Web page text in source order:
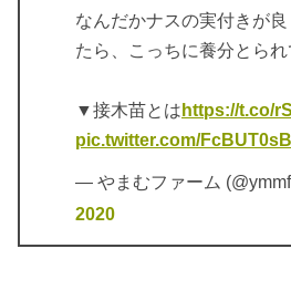
なんだかナスの実付きが
たら、こっちに養分とら
▼接木苗とは https://t.co/
pic.twitter.com/
— やまむファーム
2020